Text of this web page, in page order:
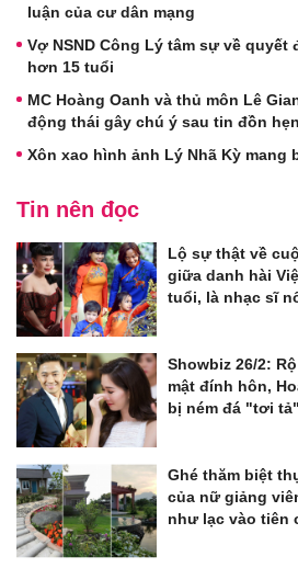
luận của cư dân mạng
Vợ NSND Công Lý tâm sự về
hơn 15 tuổi
MC Hoàng Oanh và thủ môn Lê
động thái gây chú ý sau tin đồn
Xôn xao hình ảnh Lý Nhã Kỳ mang
Tin nên đọc
Lộ sự thật về
giữa danh hài
tuổi, là nhạc sĩ
Showbiz 26/2:
mật đính hôn,
bị ném đá "tơi tả"
Ghé thăm biệt
của nữ giảng
như lạc vào tiên